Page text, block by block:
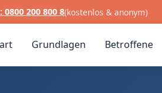
200 800 8(kostenlos & anonym)
Grundlagen Betroffene